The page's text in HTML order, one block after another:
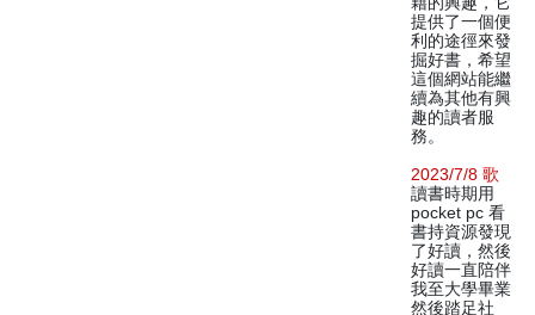
提供了一個便
利的途徑來發
掘好書，希望
這個網站能繼
續為其他有興
趣的讀者服
務。
2023/7/8 歌
讀書時期用
pocket pc 看
書持資源發現
了好讀，然後
好讀一直陪伴
我至大學畢業
然後踏足社